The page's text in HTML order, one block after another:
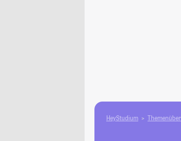
HeyStudium